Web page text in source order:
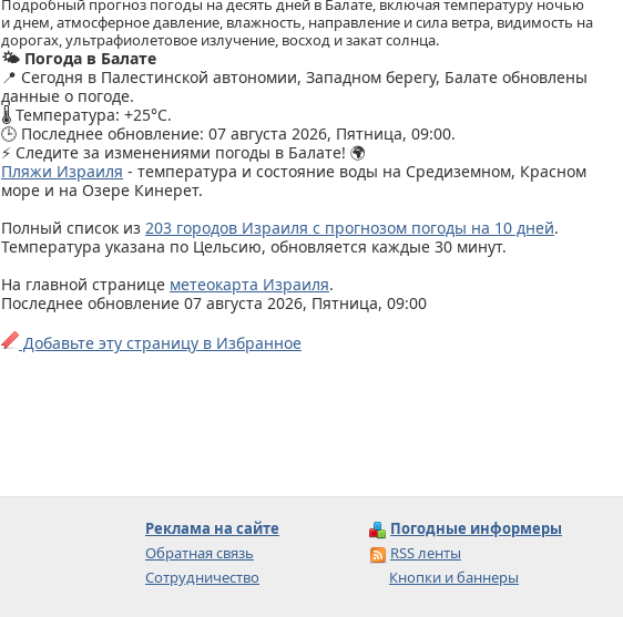
Подробный прогноз погоды на десять дней в Балате, включая температуру ночью
и днем, атмосферное давление, влажность, направление и сила ветра, видимость на
дорогах, ультрафиолетовое излучение, восход и закат солнца.
🌤️ Погода в Балате
📍 Сегодня в Палестинской автономии, Западном берегу, Балате обновлены
данные о погоде.
🌡️ Температура: +25°C.
🕒 Последнее обновление: 07 августа 2026, Пятница, 09:00.
⚡ Следите за изменениями погоды в Балате! 🌍
Пляжи Израиля - температура и состояние воды на Средиземном, Красном
море и на Озере Кинерет.
Полный список из 203 городов Израиля с прогнозом погоды на 10 дней.
Температура указана по Цельсию, обновляется каждые 30 минут.
На главной странице метеокарта Израиля.
Последнее обновление 07 августа 2026, Пятница, 09:00
Добавьте эту страницу в Избранное
Реклама на сайте
Обратная связь
Сотрудничество
Погодные информеры
RSS ленты
Кнопки и баннеры